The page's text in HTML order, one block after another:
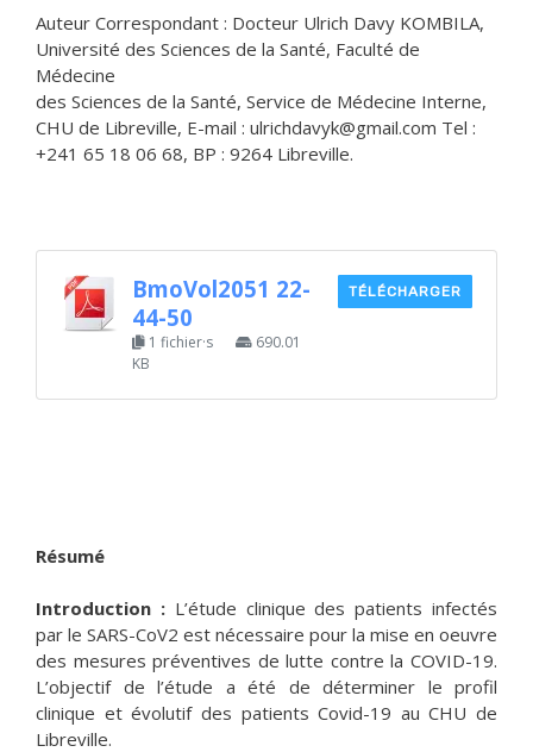
Auteur Correspondant : Docteur Ulrich Davy KOMBILA,
Université des Sciences de la Santé, Faculté de
Médecine
des Sciences de la Santé, Service de Médecine Interne,
CHU de Libreville, E-mail : ulrichdavyk@gmail.com Tel :
+241 65 18 06 68, BP : 9264 Libreville.
BmoVol2051 22-
44-50
1 fichier·s
690.01
KB
TÉLÉCHARGER
Résumé
Introduction :L’étude clinique des patients infectés
par le SARS-CoV2 est nécessaire pour la mise en oeuvre
des mesures préventives de lutte contre la COVID-19.
L’objectif de l’étude a été de déterminer le profil
clinique et évolutif des patients Covid-19 au CHU de
Libreville.